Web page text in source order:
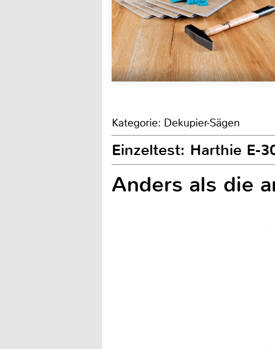
Kategorie: Dekupier-Sägen
Einzeltest: Harthie E-
Anders als die